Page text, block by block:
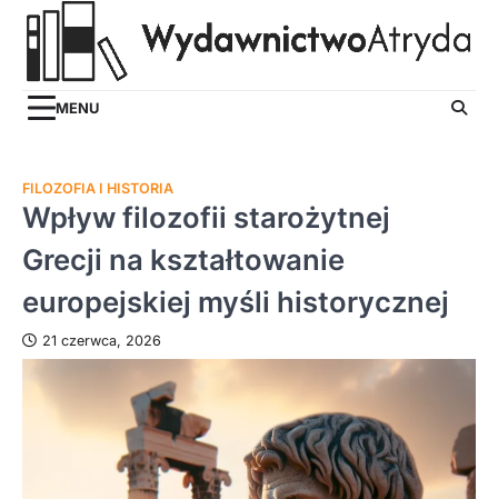
Skip
MENU
FILOZOFIA I HISTORIA
Wpływ filozofii starożytnej
Grecji na kształtowanie
europejskiej myśli historycznej
21 czerwca, 2026